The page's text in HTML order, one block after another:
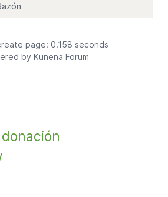
page: 0.158 seconds
by Kunena Forum